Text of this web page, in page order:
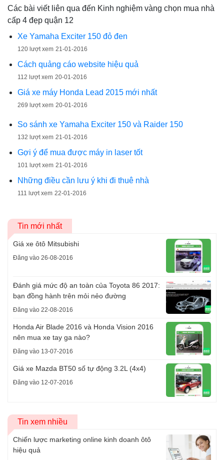
Các bài viết liên qua đến Kinh nghiệm vàng chọn mua nhà
cấp 4 đẹp quận 12
Xe Yamaha Exciter 150 đỏ đen
120 lượt xem 21-01-2016
Cách quảng cáo website hiệu quả
112 lượt xem 20-01-2016
Giá xe máy Honda Lead 2015 mới nhất
269 lượt xem 20-01-2016
So sánh xe Yamaha Exciter 150 và Raider 150
132 lượt xem 21-01-2016
Gợi ý để mua được máy in laser tốt
101 lượt xem 21-01-2016
Những điều cần lưu ý khi đi thuê nhà
111 lượt xem 22-01-2016
Tin mới nhất
Giá xe ôtô Mitsubishi
Đăng vào 26-08-2016
Đánh giá mức độ an toàn của Toyota 86 2017:
bạn đồng hành trên mỏi nẻo đường
Đăng vào 22-08-2016
Honda Air Blade 2016 và Honda Vision 2016
nên mua xe tay ga nào?
Đăng vào 13-07-2016
Giá xe Mazda BT50 số tự động 3.2L (4x4)
Đăng vào 12-07-2016
Tin xem nhiều
Chiến lược marketing online kinh doanh ôtô
hiệu quả